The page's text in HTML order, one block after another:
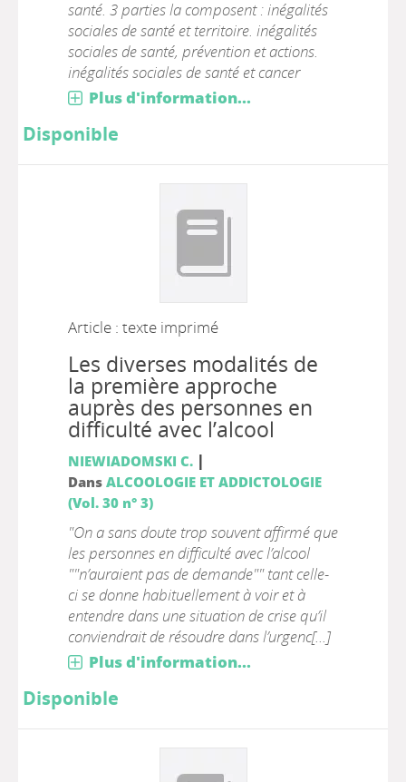
santé. 3 parties la composent : inégalités
sociales de santé et territoire. inégalités
sociales de santé, prévention et actions.
inégalités sociales de santé et cancer
Plus d'information...
Disponible
Article : texte imprimé
Les diverses modalités de
la première approche
auprès des personnes en
difficulté avec l’alcool
NIEWIADOMSKI C. |
Dans ALCOOLOGIE ET ADDICTOLOGIE
(Vol. 30 n° 3)
"On a sans doute trop souvent affirmé que
les personnes en difficulté avec l’alcool
""n’auraient pas de demande"" tant celle-
ci se donne habituellement à voir et à
entendre dans une situation de crise qu’il
conviendrait de résoudre dans l’urgenc[...]
Plus d'information...
Disponible